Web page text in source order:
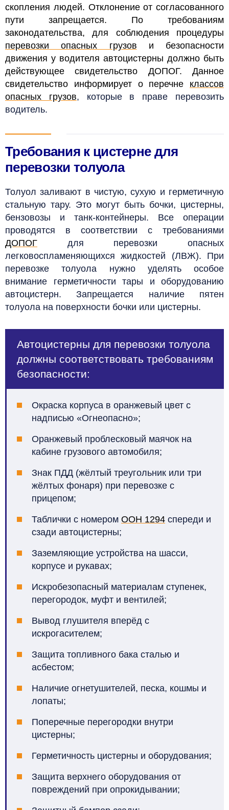
скопления людей. Отклонение от согласованного
пути запрещается. По требованиям
законодательства, для соблюдения процедуры
перевозки опасных грузов и безопасности
движения у водителя автоцистерны должно быть
действующее свидетельство ДОПОГ. Данное
свидетельство информирует о перечне классов
опасных грузов, которые в праве перевозить
водитель.
Требования к цистерне для
перевозки толуола
Толуол заливают в чистую, сухую и герметичную
стальную тару. Это могут быть бочки, цистерны,
бензовозы и танк-контейнеры. Все операции
проводятся в соответствии с требованиями
ДОПОГ для перевозки опасных
легковоспламеняющихся жидкостей (ЛВЖ). При
перевозке толуола нужно уделять особое
внимание герметичности тары и оборудованию
автоцистерн. Запрещается наличие пятен
толуола на поверхности бочки или цистерны.
Автоцистерны для перевозки толуола
должны соответствовать требованиям
безопасности:
Окраска корпуса в оранжевый цвет с
надписью «Огнеопасно»;
Оранжевый проблесковый маячок на
кабине грузового автомобиля;
Знак ПДД (жёлтый треугольник или три
жёлтых фонаря) при перевозке с
прицепом;
Таблички с номером ООН 1294 спереди и
сзади автоцистерны;
Заземляющие устройства на шасси,
корпусе и рукавах;
Искробезопасный материалам ступенек,
перегородок, муфт и вентилей;
Вывод глушителя вперёд с
искрогасителем;
Защита топливного бака сталью и
асбестом;
Наличие огнетушителей, песка, кошмы и
лопаты;
Поперечные перегородки внутри
цистерны;
Герметичность цистерны и оборудования;
Защита верхнего оборудования от
повреждений при опрокидывании;